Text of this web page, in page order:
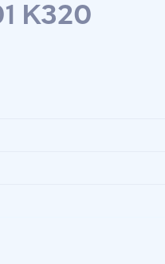
K320